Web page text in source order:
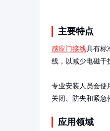
主要特点
感应门接线具有标
线，以减少电磁干
专业安装人员会使
关闭、防夹和紧急
应用领域